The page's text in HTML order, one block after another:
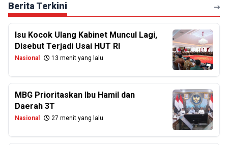
Berita Terkini
Isu Kocok Ulang Kabinet Muncul Lagi,
Disebut Terjadi Usai HUT RI
Nasional 13 menit yang lalu
MBG Prioritaskan Ibu Hamil dan
Daerah 3T
Nasional 27 menit yang lalu